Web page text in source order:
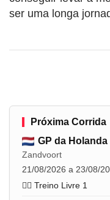
ser uma longa
Próxima Corrida
GP da Holanda
Zandvoort
21/08/2026 a 23/08/
🏋️‍♂️ Treino Livre 1